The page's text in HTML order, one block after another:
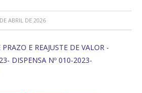
ABRIL DE 2026
E REAJUSTE DE VALOR -
DISPENSA Nº 010-2023-